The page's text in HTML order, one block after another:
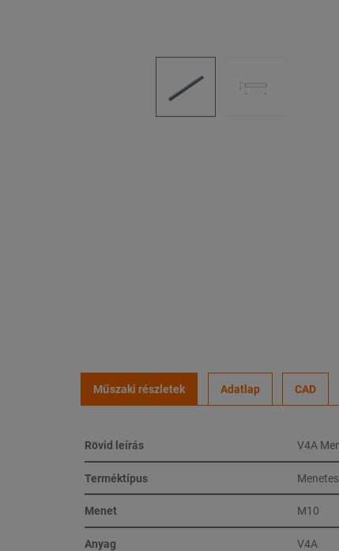
Műszaki részletek Adatlap CAD
Rövid leírás V4A
Terméktípus
Menet M10
Anyag V4A